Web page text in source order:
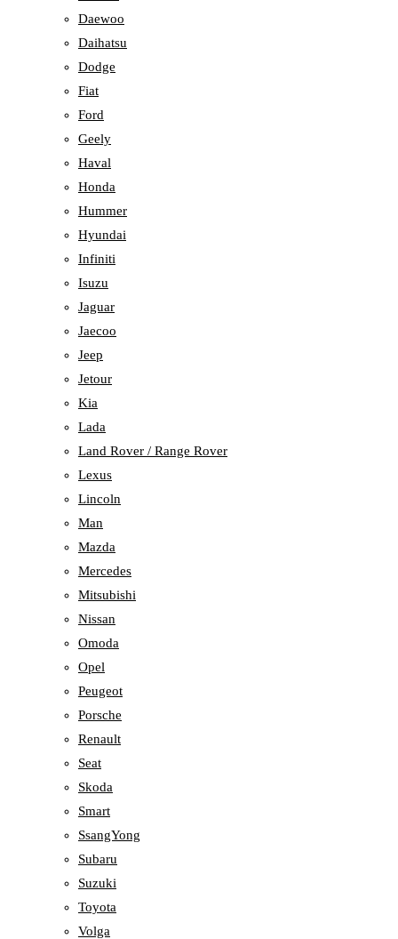
Daewoo
Daihatsu
Dodge
Fiat
Ford
Geely
Haval
Honda
Hummer
Hyundai
Infiniti
Isuzu
Jaguar
Jaecoo
Jeep
Jetour
Kia
Lada
Land Rover / Range Rover
Lexus
Lincoln
Man
Mazda
Mercedes
Mitsubishi
Nissan
Omoda
Opel
Peugeot
Porsche
Renault
Seat
Skoda
Smart
SsangYong
Subaru
Suzuki
Toyota
Volga